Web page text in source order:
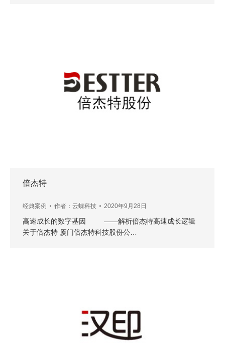
倍杰特
经典案例 作者： 云蝶科技 2020年9月28日
高速成长的数字基因 ——解析倍杰特高速成长逻辑
关于倍杰特 厦门倍杰特科技股份公…